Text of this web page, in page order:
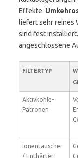
Effekte.
liefert sehr reines
sind fest
angeschlossene
FILTERTYP
Aktivkohle-
Patronen
Ionentauscher
/ Enthärter